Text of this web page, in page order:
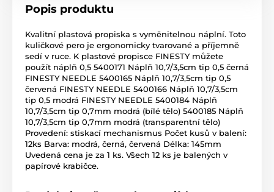
Popis produktu
Kvalitní plastová propiska s vyměnitelnou náplní. Toto
kuličkové pero je ergonomicky tvarované a příjemně
sedí v ruce. K plastové propisce FINESTY můžete
použít náplň 0,5 5400171 Náplň 10,7/3,5cm tip 0,5 černá
FINESTY NEEDLE 5400165 Náplň 10,7/3,5cm tip 0,5
červená FINESTY NEEDLE 5400166 Náplň 10,7/3,5cm
tip 0,5 modrá FINESTY NEEDLE 5400184 Náplň
10,7/3,5cm tip 0,7mm modrá (bílé tělo) 5400185 Náplň
10,7/3,5cm tip 0,7mm modrá (transparentní tělo)
Provedení: stiskací mechanismus Počet kusů v balení:
12ks Barva: modrá, černá, červená Délka: 145mm
Uvedená cena je za 1 ks. Všech 12 ks je balených v
papírové krabičce.